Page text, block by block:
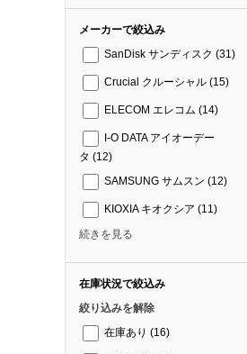
メーカーで絞込み
SanDisk サンディスク (31)
Crucial クルーシャル (15)
ELECOM エレコム (14)
I-O DATA アイオーデー
タ (12)
SAMSUNG サムスン (12)
KIOXIA キオクシア (11)
続きを見る
在庫状況で絞込み
絞り込みを解除
在庫あり (16)